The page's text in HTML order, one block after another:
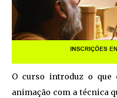
O curso introduz o que
animação com a técnica